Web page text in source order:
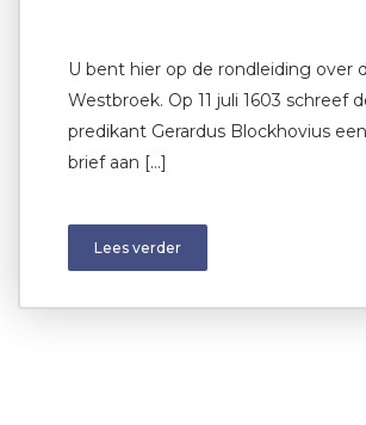
U bent hier op de rondleiding over
Westbroek. Op 11 juli 1603 schreef
predikant Gerardus Blockhovius
brief aan […]
Lees verder